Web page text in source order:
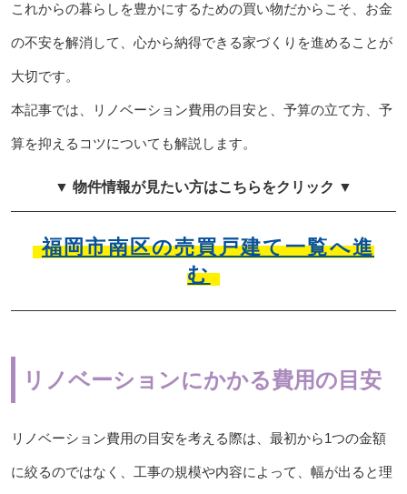
これからの暮らしを豊かにするための買い物だからこそ、お金
の不安を解消して、心から納得できる家づくりを進めることが
大切です。
本記事では、リノベーション費用の目安と、予算の立て方、予
算を抑えるコツについても解説します。
▼ 物件情報が見たい方はこちらをクリック ▼
福岡市南区の売買戸建て一覧へ進
む
リノベーションにかかる費用の目安
リノベーション費用の目安を考える際は、最初から1つの金額
に絞るのではなく、工事の規模や内容によって、幅が出ると理